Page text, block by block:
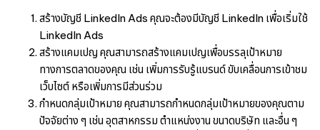
สร้างบัญชี LinkedIn Ads คุณจะต้องมีบัญชี LinkedIn เพื่อเริ่มใช้
LinkedIn Ads
สร้างแคมเปญ คุณสามารถสร้างแคมเปญเพื่อบรรลุเป้าหมาย
ทางการตลาดของคุณ เช่น เพิ่มการรับรู้แบรนด์ ขับเคลื่อนการเข้าชม
เว็บไซต์ หรือเพิ่มการมีส่วนร่วม
กำหนดกลุ่มเป้าหมาย คุณสามารถกำหนดกลุ่มเป้าหมายของคุณตาม
ปัจจัยต่าง ๆ เช่น อุตสาหกรรม ตำแหน่งงาน ขนาดบริษัท และอื่น ๆ